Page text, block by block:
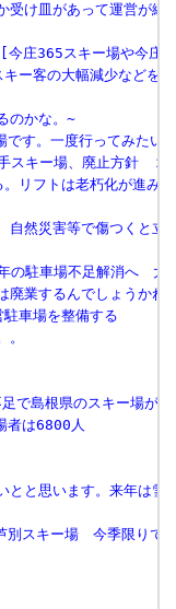
け皿があって運営が続
365スキー場や今
ー客の大幅減少などを
のかな。~
です。一度行ってみた
キー場、廃止方針
リフトは老朽化が進み
然災害等で傷つくと立
駐車場不足解消へ
廃業するんでしょうかね
車場を整備する
で島根県のスキー
者は6800人
と思います。来年は雪
スキー場　今季限